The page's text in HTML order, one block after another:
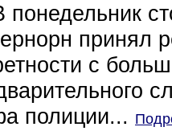
принял
с
полиции...